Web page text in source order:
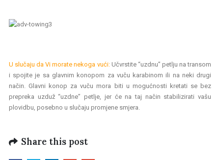
U slučaju da Vi morate nekoga vući:Učvrstite “uzdnu” petlju na transom
i spojite je sa glavnim konopom za vuču karabinom ili na neki drugi
način. Glavni konop za vuču mora biti u mogućnosti kretati se bez
prepreka uzduž “uzdne” petlje, jer će na taj način stabilizirati vašu
plovidbu, posebno u slučaju promjene smjera.
Share this post